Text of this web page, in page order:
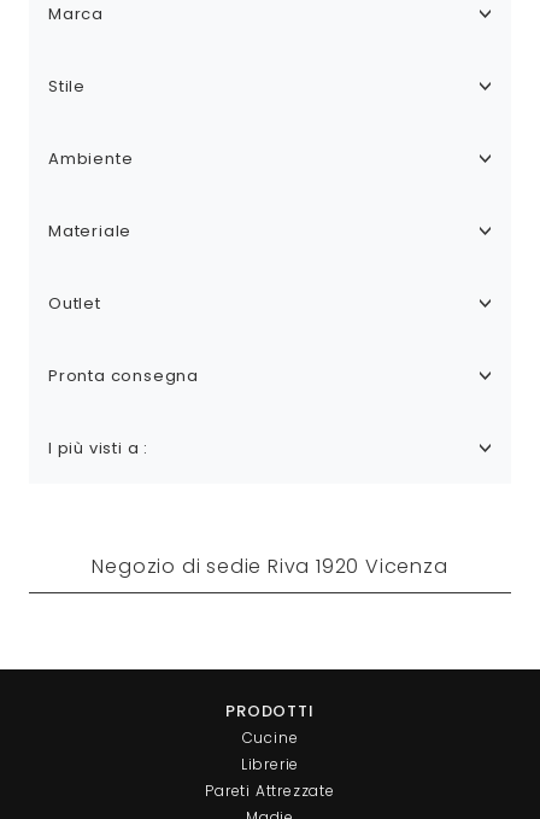
Marca
Stile
Ambiente
Materiale
Outlet
Pronta consegna
I più visti a :
Negozio di sedie Riva 1920 Vicenza
PRODOTTI
Cucine
Librerie
Pareti Attrezzate